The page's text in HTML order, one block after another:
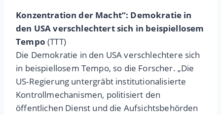
Konzentration der Macht“: Demokratie in
den USA verschlechtert sich in beispiellosem
Tempo(TTT)
Die Demokratie in den USA verschlechtere sich
in beispiellosem Tempo, so die Forscher. „Die
US-Regierung untergräbt institutionalisierte
Kontrollmechanismen, politisiert den
öffentlichen Dienst und die Aufsichtsbehörden